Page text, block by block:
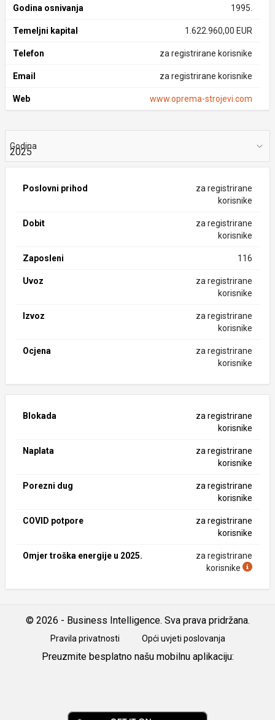
Godina osnivanja 1995.
Temeljni kapital 1.622.960,00 EUR
Telefon za registrirane korisnike
Email za registrirane korisnike
Web www.oprema-strojevi.com
Godina
Poslovni prihod
za registrirane
korisnike
Dobit
za registrirane
korisnike
Zaposleni 116
Uvoz
za registrirane
korisnike
Izvoz
za registrirane
korisnike
Ocjena
za registrirane
korisnike
Blokada
za registrirane
korisnike
Naplata
za registrirane
korisnike
Porezni dug
za registrirane
korisnike
COVID potpore
za registrirane
korisnike
Omjer troška energije u 2025.
za registrirane
korisnike
© 2026 - Business Intelligence. Sva prava pridržana.
Pravila privatnosti Opći uvjeti poslovanja
Preuzmite besplatno našu mobilnu aplikaciju: